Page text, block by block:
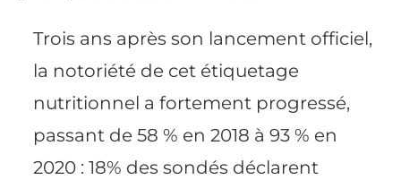
Trois ans après son lancement officiel,
la notoriété de cet étiquetage
nutritionnel a fortement progressé,
passant de 58 % en 2018 à 93 % en
2020 : 18% des sondés déclarent